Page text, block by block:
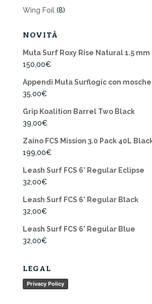
Wing Foil (8)
NOVITÀ
Muta Surf Roxy Rise Natural 1.5 mm
150,00€
Appendi Muta Surflogic con
35,00€
Grip Koalition Barrel Two Black
39,00€
Zaino FCS Mission 3.0 Pack 40L
199,00€
Leash Surf FCS 6' Regular Eclipse
32,00€
Leash Surf FCS 6' Regular Black
32,00€
Leash Surf FCS 6' Regular Blue
32,00€
LEGAL
Privacy Policy